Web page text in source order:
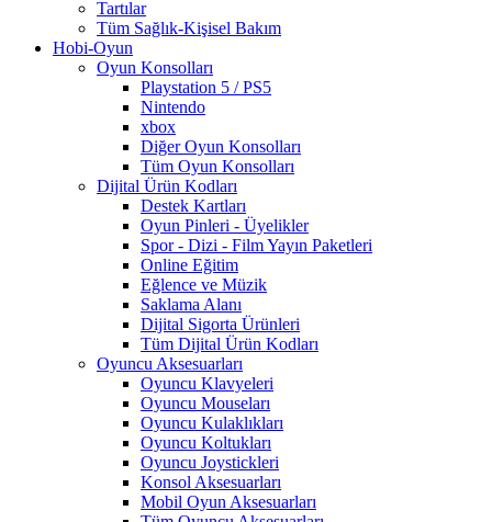
Tartılar
Tüm Sağlık-Kişisel Bakım
Hobi-Oyun
Oyun Konsolları
Playstation 5 / PS5
Nintendo
xbox
Diğer Oyun Konsolları
Tüm Oyun Konsolları
Dijital Ürün Kodları
Destek Kartları
Oyun Pinleri - Üyelikler
Spor - Dizi - Film Yayın Paketleri
Online Eğitim
Eğlence ve Müzik
Saklama Alanı
Dijital Sigorta Ürünleri
Tüm Dijital Ürün Kodları
Oyuncu Aksesuarları
Oyuncu Klavyeleri
Oyuncu Mouseları
Oyuncu Kulaklıkları
Oyuncu Koltukları
Oyuncu Joystickleri
Konsol Aksesuarları
Mobil Oyun Aksesuarları